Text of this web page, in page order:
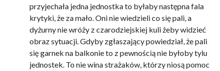
przyjechała jedna jednostka to byłaby następna fala
krytyki, że za mało. Oni nie wiedzieli co się pali, a
dyżurny nie wróży z czarodziejskiej kuli żeby widzieć
obraz sytuacji. Gdyby zgłaszający powiedział, że pali
się garnek na balkonie to z pewnością nie byłoby tylu
jednostek. To nie wina strażaków, którzy niosą pomoc